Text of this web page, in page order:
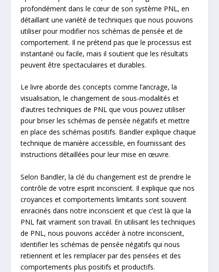
profondément dans le cœur de son système PNL, en
détaillant une variété de techniques que nous pouvons
utiliser pour modifier nos schémas de pensée et de
comportement. Il ne prétend pas que le processus est
instantané ou facile, mais il soutient que les résultats
peuvent être spectaculaires et durables.
Le livre aborde des concepts comme l’ancrage, la
visualisation, le changement de sous-modalités et
d’autres techniques de PNL que vous pouvez utiliser
pour briser les schémas de pensée négatifs et mettre
en place des schémas positifs. Bandler explique chaque
technique de manière accessible, en fournissant des
instructions détaillées pour leur mise en œuvre.
Selon Bandler, la clé du changement est de prendre le
contrôle de votre esprit inconscient. Il explique que nos
croyances et comportements limitants sont souvent
enracinés dans notre inconscient et que c’est là que la
PNL fait vraiment son travail. En utilisant les techniques
de PNL, nous pouvons accéder à notre inconscient,
identifier les schémas de pensée négatifs qui nous
retiennent et les remplacer par des pensées et des
comportements plus positifs et productifs.